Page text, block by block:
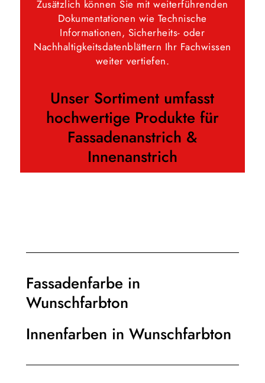
Zusätzlich können Sie mit weiterführenden
Dokumentationen wie Technische
Informationen, Sicherheits- oder
Nachhaltigkeitsdatenblättern Ihr Fachwissen
weiter vertiefen.
Unser Sortiment umfasst
hochwertige Produkte für
Fassadenanstrich &
Innenanstrich
Fassadenfarbe in
Wunschfarbton
Innenfarben in Wunschfarbton